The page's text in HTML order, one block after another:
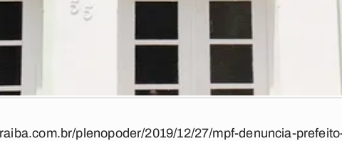
plenopoder/2019/12/27/mpf-denuncia-